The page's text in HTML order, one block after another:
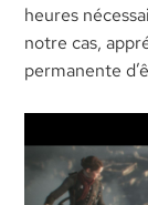
heures
notre cas,
permanente